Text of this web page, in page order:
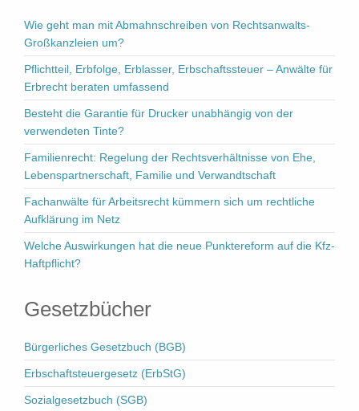
Wie geht man mit Abmahnschreiben von Rechtsanwalts-
Großkanzleien um?
Pflichtteil, Erbfolge, Erblasser, Erbschaftssteuer – Anwälte für
Erbrecht beraten umfassend
Besteht die Garantie für Drucker unabhängig von der
verwendeten Tinte?
Familienrecht: Regelung der Rechtsverhältnisse von Ehe,
Lebenspartnerschaft, Familie und Verwandtschaft
Fachanwälte für Arbeitsrecht kümmern sich um rechtliche
Aufklärung im Netz
Welche Auswirkungen hat die neue Punktereform auf die Kfz-
Haftpflicht?
Gesetzbücher
Bürgerliches Gesetzbuch (BGB)
Erbschaftsteuergesetz (ErbStG)
Sozialgesetzbuch (SGB)